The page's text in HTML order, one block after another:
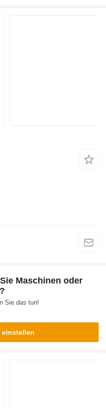
Maschinen oder
Sie das tun!
einstellen